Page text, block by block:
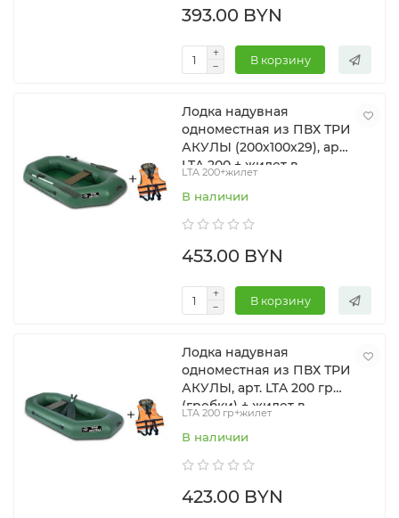
393.00 BYN
В корзину
Лодка надувная
одноместная из ПВХ ТРИ
АКУЛЫ (200х100х29), арт.
LTA 200 + жилет в
LTA 200+жилет
В наличии
453.00 BYN
В корзину
Лодка надувная
одноместная из ПВХ ТРИ
АКУЛЫ, арт. LTA 200 гр
(гребки) + жилет в
подарок
LTA 200 гр+жилет
В наличии
423.00 BYN